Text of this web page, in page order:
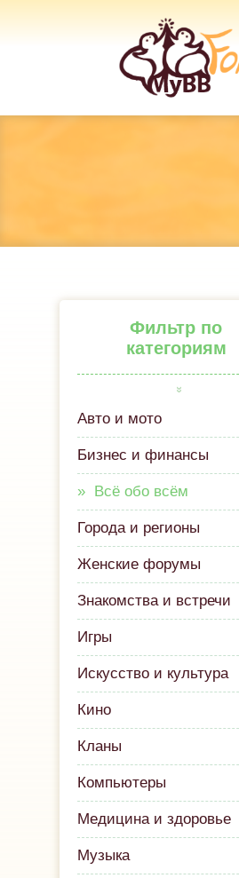
Фильтр по
категориям
Авто и мото
Бизнес и финансы
Всё обо всём
Города и регионы
Женские форумы
Знакомства и встречи
Игры
Искусство и культура
Кино
Кланы
Компьютеры
Медицина и здоровье
Музыка